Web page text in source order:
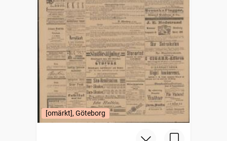
[omärkt], Göteborg